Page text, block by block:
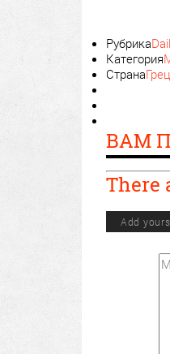
Рубрика
Категория
Страна
ВАМ
There
Add yours